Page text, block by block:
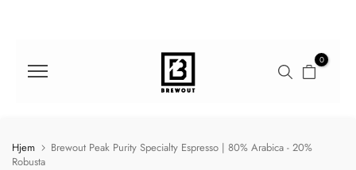
indhold
0
Hjem
Brewout Peak Purity Specialty Espresso | 80% Arabica - 20%
Robusta